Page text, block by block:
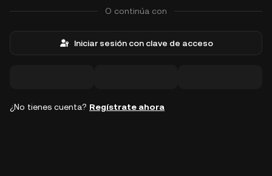
O continúa con
Iniciar sesión con clave de acceso
¿No tienes cuenta? Regístrate ahora